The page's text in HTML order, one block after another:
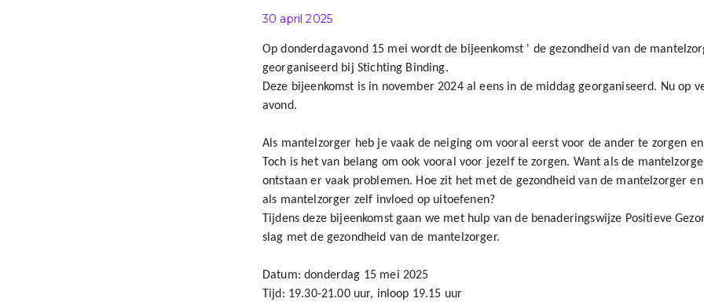
Gepubliceerd op
30 april 2025
Op donderdagavond 15 mei wordt de bijeenkomst ' de gezondheid van de
georganiseerd bij Stichting Binding.
Deze bijeenkomst is in november 2024 al eens in de middag georganiseerd. Nu op
avond.
Als mantelzorger heb je vaak de neiging om vooral eerst voor de ander te zorgen
Toch is het van belang om ook vooral voor jezelf te zorgen. Want als de
ontstaan er vaak problemen. Hoe zit het met de gezondheid van de mantelzorger
als mantelzorger zelf invloed op uitoefenen?
Tijdens deze bijeenkomst gaan we met hulp van de benaderingswijze Positieve
slag met de gezondheid van de mantelzorger.
Datum: donderdag 15 mei 2025
Tijd: 19.30-21.00 uur, inloop 19.15 uur